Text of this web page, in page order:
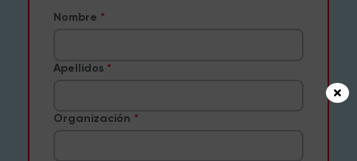
Nombre
Apellidos
Organización